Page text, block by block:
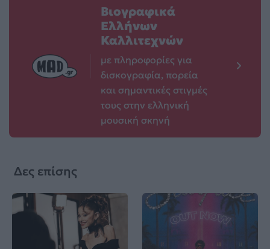
Βιογραφικά
Ελλήνων
Καλλιτεχνών
με πληροφορίες για
δισκογραφία, πορεία
και σημαντικές στιγμές
τους στην ελληνική
μουσική σκηνή
Δες επίσης